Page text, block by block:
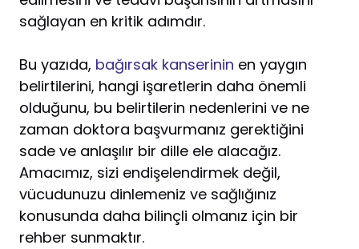
sağlayan en kritik adımdır.
Bu yazıda, bağırsak kanserinin en yaygın
belirtilerini, hangi işaretlerin daha önemli
olduğunu, bu belirtilerin nedenlerini ve ne
zaman doktora başvurmanız gerektiğini
sade ve anlaşılır bir dille ele alacağız.
Amacımız, sizi endişelendirmek değil,
vücudunuzu dinlemeniz ve sağlığınız
konusunda daha bilinçli olmanız için bir
rehber sunmaktır.